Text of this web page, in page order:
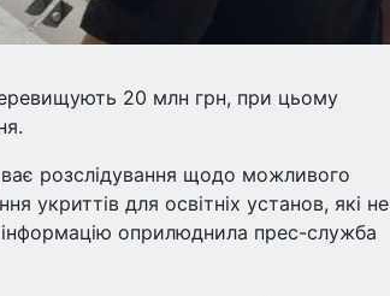
20 млн грн, при цьому
розслідування щодо можливого
укриттів для освітніх установ, які не
оприлюднила прес-служба